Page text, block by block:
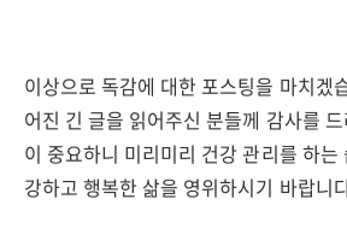
이상으로 독감에 대한 포스팅을 마치겠
어진 긴 글을 읽어주신 분들께 감사를
이 중요하니 미리미리 건강 관리를 하는
강하고 행복한 삶을 영위하시기 바랍니